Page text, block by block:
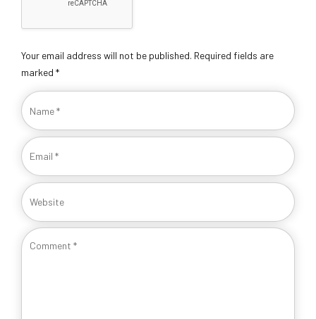
Your email address will not be published. Required fields are
marked *